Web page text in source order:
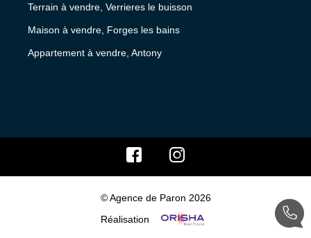
Terrain à vendre, Verrieres le buisson
Maison à vendre, Forges les bains
Appartement à vendre, Antony
© Agence de Paron 2026
Réalisation